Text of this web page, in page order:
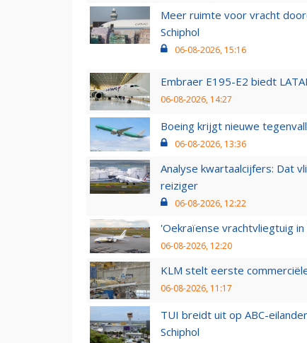
Meer ruimte voor vracht
Schiphol
06-08-2026, 15:16
Embraer E195-E2 biedt
06-08-2026, 14:27
Boeing krijgt nieuwe
06-08-2026, 13:36
Analyse kwartaalcijfers: Dat
reiziger
06-08-2026, 12:22
'Oekraïense vrachtvliegtuig
06-08-2026, 12:20
KLM stelt eerste
06-08-2026, 11:17
TUI breidt uit op ABC-
Schiphol